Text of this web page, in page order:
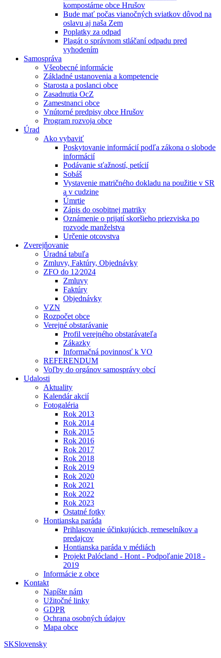
kompostárne obce Hrušov
Bude mať počas vianočných sviatkov dôvod na
oslavu aj naša Zem
Poplatky za odpad
Plagát o správnom stláčaní odpadu pred
vyhodením
Samospráva
Všeobecné informácie
Základné ustanovenia a kompetencie
Starosta a poslanci obce
Zasadnutia OcZ
Zamestnanci obce
Vnútorné predpisy obce Hrušov
Program rozvoja obce
Úrad
Ako vybaviť
Poskytovanie informácií podľa zákona o slobode
informácií
Podávanie sťažností, petícií
Sobáš
Vystavenie matričného dokladu na použitie v SR
a v cudzine
Úmrtie
Zápis do osobitnej matriky
Oznámenie o prijatí skoršieho priezviska po
rozvode manželstva
Určenie otcovstva
Zverejňovanie
Úradná tabuľa
Zmluvy, Faktúry, Objednávky
ZFO do 12⁄2024
Zmluvy
Faktúry
Objednávky
VZN
Rozpočet obce
Verejné obstarávanie
Profil verejného obstarávateľa
Zákazky
Informačná povinnosť k VO
REFERENDUM
Voľby do orgánov samosprávy obcí
Udalosti
Aktuality
Kalendár akcií
Fotogaléria
Rok 2013
Rok 2014
Rok 2015
Rok 2016
Rok 2017
Rok 2018
Rok 2019
Rok 2020
Rok 2021
Rok 2022
Rok 2023
Ostatné fotky
Hontianska paráda
Prihlasovanie účinkujúcich, remeselníkov a
predajcov
Hontianska paráda v médiách
Projekt Palócland - Hont - Podpoľanie 2018 -
2019
Informácie z obce
Kontakt
Napíšte nám
Užitočné linky
GDPR
Ochrana osobných údajov
Mapa obce
SKSlovensky